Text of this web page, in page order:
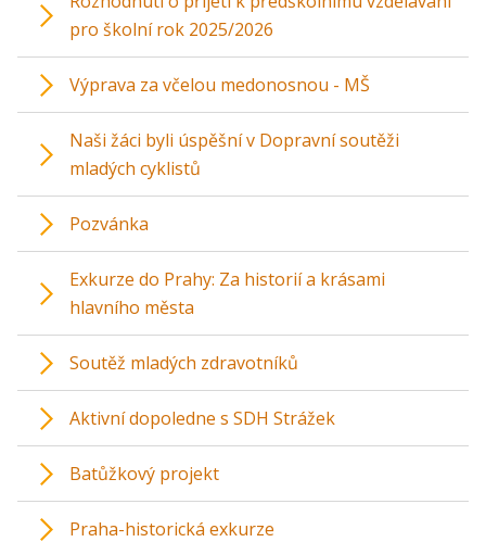
pro školní rok 2025/2026
Výprava za včelou medonosnou - MŠ
Naši žáci byli úspěšní v Dopravní soutěži
mladých cyklistů
Pozvánka
Exkurze do Prahy: Za historií a krásami
hlavního města
Soutěž mladých zdravotníků
Aktivní dopoledne s SDH Strážek
Batůžkový projekt
Praha-historická exkurze